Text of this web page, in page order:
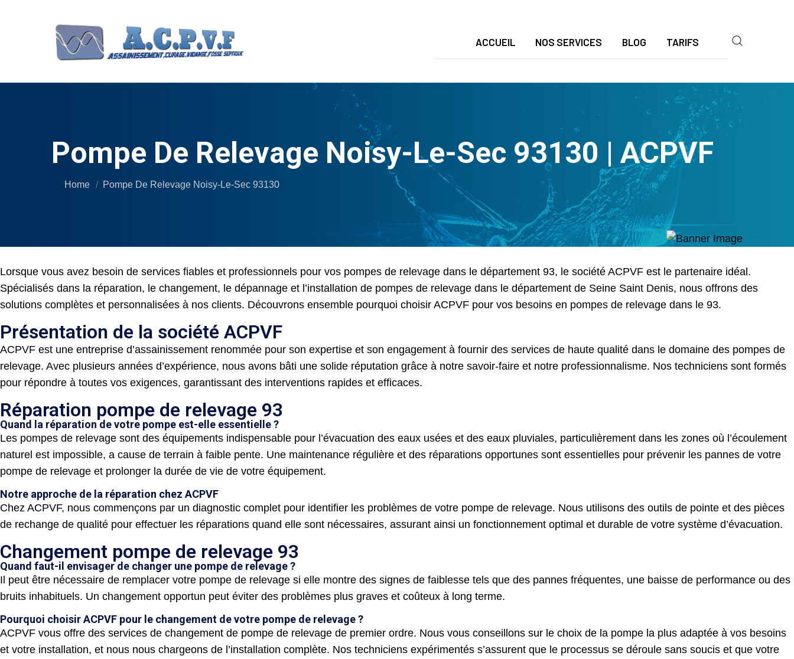
ACCUEIL NOS SERVICES BLOG TARIFS
Pompe De Relevage Noisy-Le-Sec 93130 | ACPVF
Home Pompe De Relevage Noisy-Le-Sec 93130
Lorsque vous avez besoin de services fiables et professionnels pour vos pompes de relevage dans le département 93, le société ACPVF est le partenaire idéal.
Spécialisés dans la réparation, le changement, le dépannage et l’installation de pompes de relevage dans le département de Seine Saint Denis, nous offrons des
solutions complètes et personnalisées à nos clients. Découvrons ensemble pourquoi choisir ACPVF pour vos besoins en pompes de relevage dans le 93.
Présentation de la société ACPVF
ACPVF est une entreprise d’assainissement renommée pour son expertise et son engagement à fournir des services de haute qualité dans le domaine des pompes de
relevage. Avec plusieurs années d’expérience, nous avons bâti une solide réputation grâce à notre savoir-faire et notre professionnalisme. Nos techniciens sont formés
pour répondre à toutes vos exigences, garantissant des interventions rapides et efficaces.
Réparation pompe de relevage 93
Quand la réparation de votre pompe est-elle essentielle ?
Les pompes de relevage sont des équipements indispensable pour l’évacuation des eaux usées et des eaux pluviales, particulièrement dans les zones où l’écoulement
naturel est impossible, a cause de terrain à faible pente. Une maintenance régulière et des réparations opportunes sont essentielles pour prévenir les pannes de votre
pompe de relevage et prolonger la durée de vie de votre équipement.
Notre approche de la réparation chez ACPVF
Chez ACPVF, nous commençons par un diagnostic complet pour identifier les problèmes de votre pompe de relevage. Nous utilisons des outils de pointe et des pièces
de rechange de qualité pour effectuer les réparations quand elle sont nécessaires, assurant ainsi un fonctionnement optimal et durable de votre système d’évacuation.
Changement pompe de relevage 93
Quand faut-il envisager de changer une pompe de relevage ?
Il peut être nécessaire de remplacer votre pompe de relevage si elle montre des signes de faiblesse tels que des pannes fréquentes, une baisse de performance ou des
bruits inhabituels. Un changement opportun peut éviter des problèmes plus graves et coûteux à long terme.
Pourquoi choisir ACPVF pour le changement de votre pompe de relevage ?
ACPVF vous offre des services de changement de pompe de relevage de premier ordre. Nous vous conseillons sur le choix de la pompe la plus adaptée à vos besoins
et votre installation, et nous nous chargeons de l’installation complète. Nos techniciens expérimentés s’assurent que le processus se déroule sans soucis et que votre